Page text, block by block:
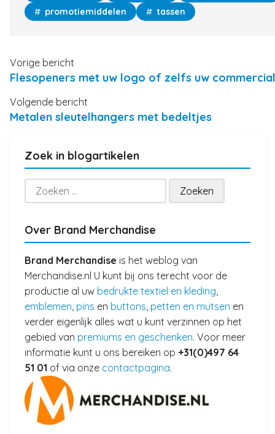
promotiemiddelen
tassen
Vorige bericht
Flesopeners met uw logo of zelfs uw
Volgende bericht
Metalen sleutelhangers met bedeltjes
Zoek in blogartikelen
Zoeken
naar:
Over Brand Merchandise
Brand Merchandise is het weblog van
Merchandise.nl U kunt bij ons terecht voor de
productie al uw bedrukte textiel en kleding,
emblemen, pins en buttons, petten en mutsen en
verder eigenlijk alles wat u kunt verzinnen op het
gebied van premiums en geschenken. Voor meer
informatie kunt u ons bereiken op +31(0)497 64
51 01 of via onze contactpagina.